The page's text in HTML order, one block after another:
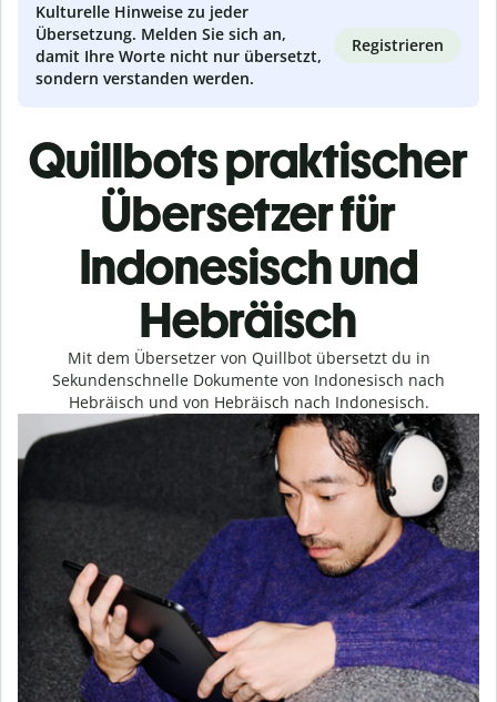
Kulturelle Hinweise zu jeder
Übersetzung. Melden Sie sich an,
damit Ihre Worte nicht nur übersetzt,
sondern verstanden werden.
Registrieren
Quillbots praktischer
Übersetzer für
Indonesisch und
Hebräisch
Mit dem Übersetzer von Quillbot übersetzt du in
Sekundenschnelle Dokumente von Indonesisch nach
Hebräisch und von Hebräisch nach Indonesisch.